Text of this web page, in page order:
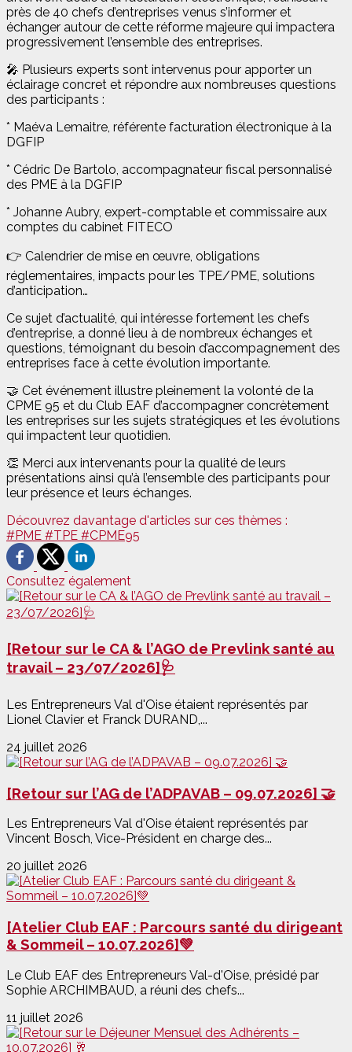
près de 40 chefs d’entreprises venus s’informer et
échanger autour de cette réforme majeure qui impactera
progressivement l’ensemble des entreprises.
🎤 Plusieurs experts sont intervenus pour apporter un
éclairage concret et répondre aux nombreuses questions
des participants :
* Maéva Lemaitre, référente facturation électronique à la
DGFIP
* Cédric De Bartolo, accompagnateur fiscal personnalisé
des PME à la DGFIP
* Johanne Aubry, expert-comptable et commissaire aux
comptes du cabinet FITECO
👉 Calendrier de mise en œuvre, obligations
réglementaires, impacts pour les TPE/PME, solutions
d’anticipation…
Ce sujet d’actualité, qui intéresse fortement les chefs
d’entreprise, a donné lieu à de nombreux échanges et
questions, témoignant du besoin d’accompagnement des
entreprises face à cette évolution importante.
🤝 Cet événement illustre pleinement la volonté de la
CPME 95 et du Club EAF d’accompagner concrètement
les entreprises sur les sujets stratégiques et les évolutions
qui impactent leur quotidien.
👏 Merci aux intervenants pour la qualité de leurs
présentations ainsi qu’à l’ensemble des participants pour
leur présence et leurs échanges.
Découvrez davantage d'articles sur ces thèmes :
#PME #TPE #CPME95
Consultez également
[Retour sur le CA & l’AGO de Prevlink santé au
travail – 23/07/2026]🩺
Les Entrepreneurs Val d'Oise étaient représentés par
Lionel Clavier et Franck DURAND,...
24 juillet 2026
[Retour sur l’AG de l’ADPAVAB – 09.07.2026] 🤝
Les Entrepreneurs Val d'Oise étaient représentés par
Vincent Bosch, Vice-Président en charge des...
20 juillet 2026
[Atelier Club EAF : Parcours santé du dirigeant
& Sommeil – 10.07.2026]💚
Le Club EAF des Entrepreneurs Val-d'Oise, présidé par
Sophie ARCHIMBAUD, a réuni des chefs...
11 juillet 2026